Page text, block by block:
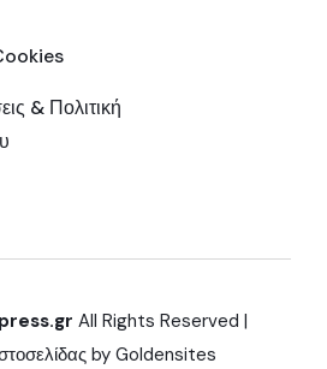
& Πολιτική
All Rights Reserved |
by Goldensites